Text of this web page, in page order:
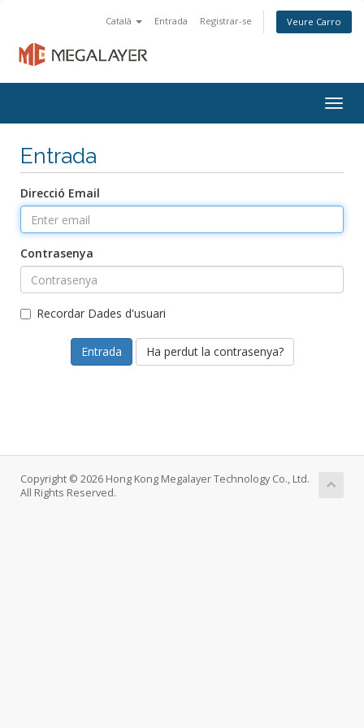
Català Entrada Registrar-se Veure Carro
Entrada
Direcció Email
Contrasenya
Recordar Dades d'usuari
Ha perdut la contrasenya?
Copyright © 2026 Hong Kong Megalayer Technology Co., Ltd.
All Rights Reserved.